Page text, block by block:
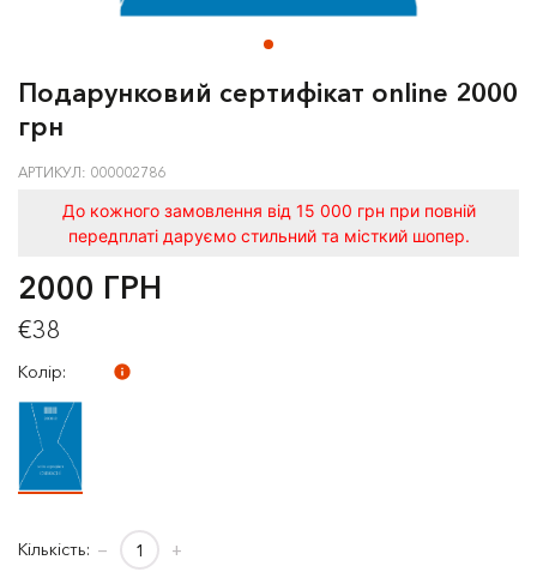
Подарунковий сертифікат online 2000
грн
АРТИКУЛ: 000002786
До кожного замовлення від 15 000 грн при повній
передплаті даруємо стильний та місткий шопер.
2000 ГРН
€38
Колір:
Кількість: − +